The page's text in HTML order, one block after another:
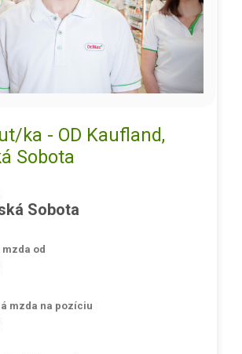
ka - OD Kaufland,
Sobota
Sobota
od
mzda na pozíciu